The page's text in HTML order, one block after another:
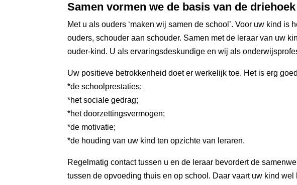
Samen vormen we de basis van de
Met u als ouders ‘maken wij samen de school’. Voor uw kind
ouders, schouder aan schouder. Samen met de leraar van uw
ouder-kind. U als ervaringsdeskundige en wij als
Uw positieve betrokkenheid doet er werkelijk toe. Het is erg
*de schoolprestaties;
*het sociale gedrag;
*het doorzettingsvermogen;
*de motivatie;
*de houding van uw kind ten opzichte van leraren.
Regelmatig contact tussen u en de leraar bevordert de
tussen de opvoeding thuis en op school. Daar vaart uw kind wel